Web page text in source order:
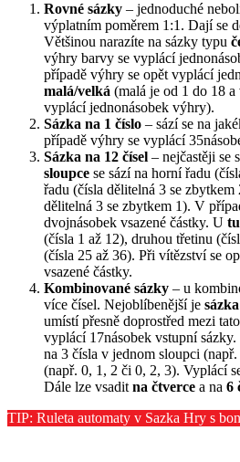
Rovné sázky – jednoduché
výplatním poměrem 1:1. Dají se
Většinou narazíte na sázky typu
výhry barvy se vyplácí
případě výhry se opět vyplácí
malá/velká (malá je od 1 do 18
vyplácí jednonásobek výhry).
Sázka na 1 číslo – sází se na
případě výhry se vyplácí
Sázka na 12 čísel – nejčastěji se
sloupce se sází na horní řadu
řadu (čísla dělitelná 3 se
dělitelná 3 se zbytkem 1). V
dvojnásobek vsazené částky. U
(čísla 1 až 12), druhou třetinu
(čísla 25 až 36). Při vítězství se
vsazené částky.
Kombinované sázky – u
více čísel. Nejoblíbenější je
umístí přesně doprostřed mezi
vyplácí 17násobek vstupní
na 3 čísla v jednom sloupci
(např. 0, 1, 2 či 0, 2, 3). Vyplácí
Dále lze vsadit na čtverce a na 6
TIP: Ruleta automaty v Sazka Hry s